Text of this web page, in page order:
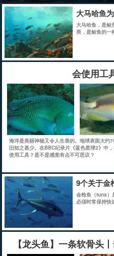
大马哈鱼
大马哈鱼，是
类，是鲑鱼的一
会使用工
海洋是美丽神秘又令人生畏的。地球表面大约
旧知之甚少。在BBC纪录片《蓝色星球2》中
使用工具？是不是感觉有点不可思议？
9个关于金
金枪鱼（tuna）
必须时常保持快
【龙头鱼】一条软骨头